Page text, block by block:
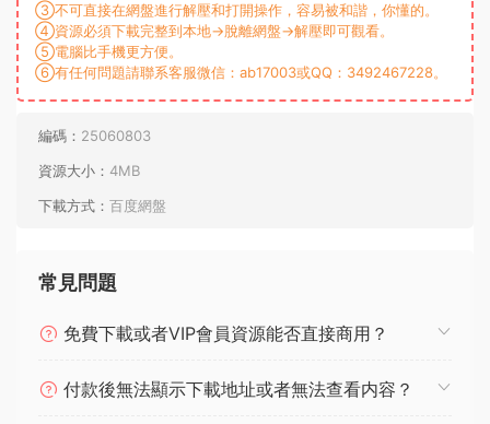
③不可直接在網盤進行解壓和打開操作，容易被和諧，你懂的。
④資源必須下載完整到本地→脫離網盤→解壓即可觀看。
⑤電腦比手機更方便。
⑥有任何問題請聯系客服微信：ab17003或QQ：3492467228。
編碼： 25060803
資源大小： 4MB
下載方式： 百度網盤
常見問題
免費下載或者VIP會員資源能否直接商用？
付款後無法顯示下載地址或者無法查看内容？